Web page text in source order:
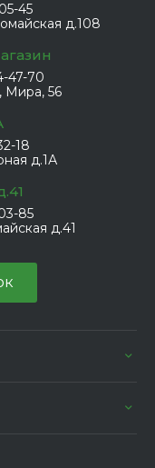
45
д.108
47-70
Мира, 56
18
д.1А
85
д.41